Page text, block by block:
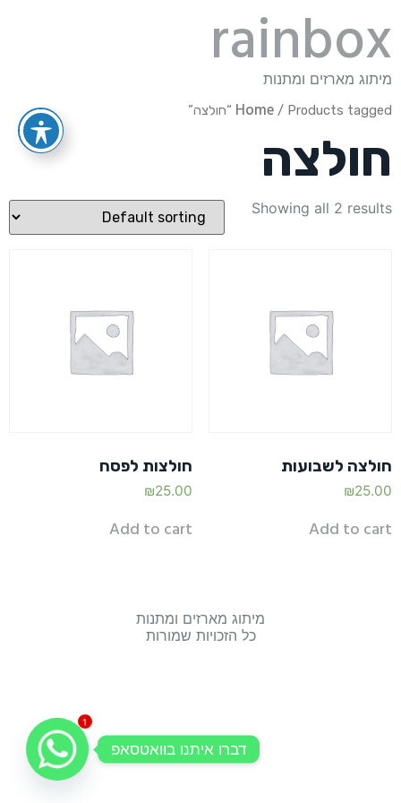
rainbox
מיתוג מארזים ומתנות
Home / Products tagged “חולצה”
חולצה
Showing all 2 results
חולצה לשבועות
₪25.00
Add to cart
חולצות לפסח
₪25.00
Add to cart
מיתוג מארזים ומתנות
כל הזכויות שמורות
1
דברו איתנו בוואטסאפ